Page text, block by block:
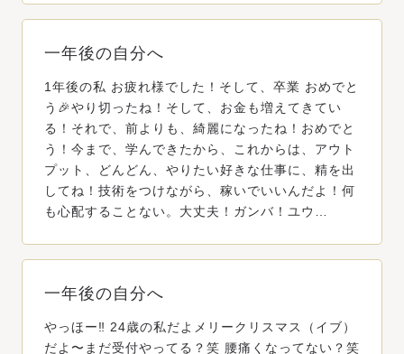
一年後の自分へ
1年後の私 お疲れ様でした！そして、卒業 おめでと
う🎉やり切ったね！そして、お金も増えてきてい
る！それで、前よりも、綺麗になったね！おめでと
う！今まで、学んできたから、これからは、アウト
プット、どんどん、やりたい好きな仕事に、精を出
してね！技術をつけながら、稼いでいいんだよ！何
も心配することない。大丈夫！ガンバ！ユウ…
一年後の自分へ
やっほー‼️ 24歳の私だよメリークリスマス（イブ）
だよ〜まだ受付やってる？笑 腰痛くなってない？笑